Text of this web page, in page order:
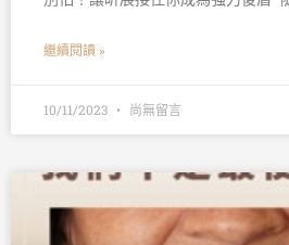
繼續閱讀 »
10/11/2023 尚無留言